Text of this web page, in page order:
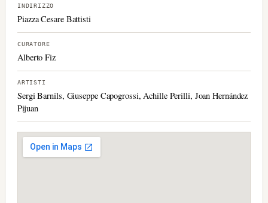
INDIRIZZO
Piazza Cesare Battisti
CURATORE
Alberto Fiz
ARTISTI
Sergi Barnils, Giuseppe Capogrossi, Achille Perilli, Joan Hernández
Pijuan